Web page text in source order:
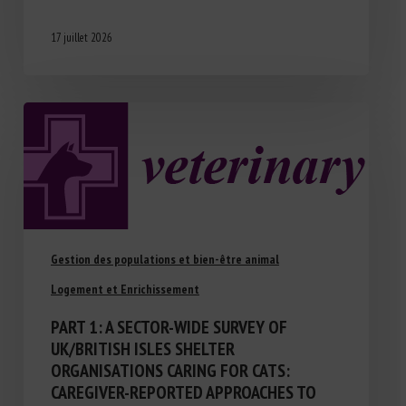
17 juillet 2026
Gestion des populations et bien-être animal
Logement et Enrichissement
PART 1: A SECTOR-WIDE SURVEY OF
UK/BRITISH ISLES SHELTER
ORGANISATIONS CARING FOR CATS:
CAREGIVER-REPORTED APPROACHES TO